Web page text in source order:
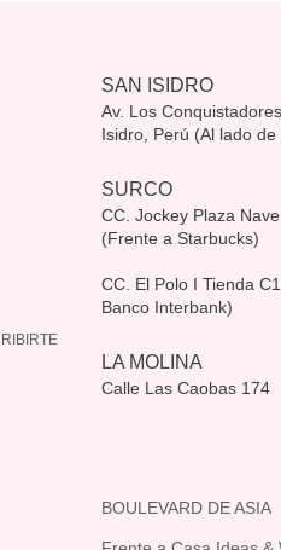
SAN ISIDRO
Av. Los
Isidro, Perú (Al lado de
SURCO
CC. Jockey Plaza
(Frente a Starbucks)
CC. El Polo I Tienda
Banco Interbank)
LA MOLINA
Calle Las Caobas 174
BOULEVARD DE ASIA